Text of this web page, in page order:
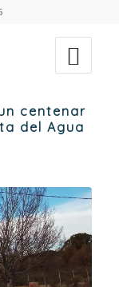
centenar
del Agua